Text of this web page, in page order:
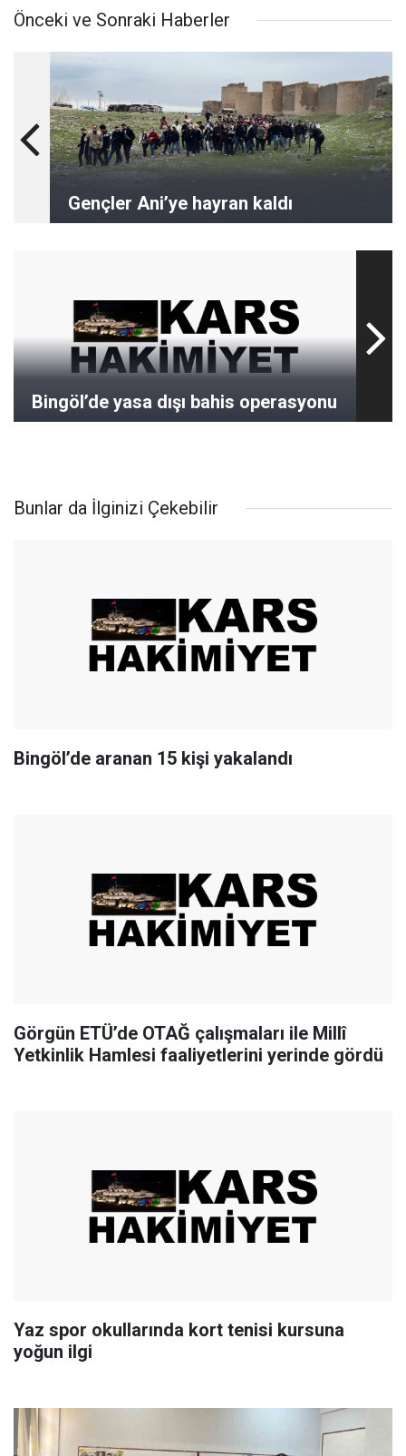
Önceki ve Sonraki Haberler
Gençler Ani’ye hayran kaldı
Bingöl’de yasa dışı bahis operasyonu
Bunlar da İlginizi Çekebilir
Bingöl’de aranan 15 kişi yakalandı
Görgün ETÜ’de OTAĞ çalışmaları ile Millî
Yetkinlik Hamlesi faaliyetlerini yerinde gördü
Yaz spor okullarında kort tenisi kursuna
yoğun ilgi